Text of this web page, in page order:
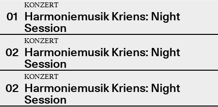
01
KONZERT
Harmoniemusik Kriens: Night
Session
02
KONZERT
Harmoniemusik Kriens: Night
Session
02
KONZERT
Harmoniemusik Kriens: Night
Session